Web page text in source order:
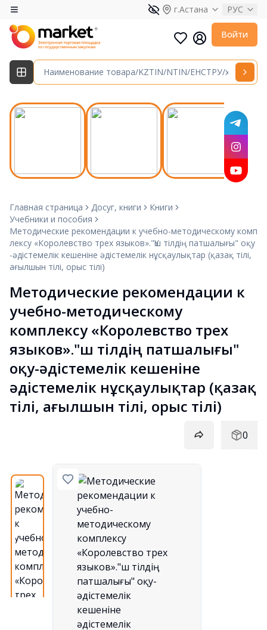
г.Астана РУС
Войти
Главная страница Досуг, книги
Книги
Учебники и пособия
Методические рекомендации к учебно-методическому комп
лексу «Королевство трех языков»."Үш тілдің патшалығы" оқу
-әдістемелік кешеніне әдістемелік нұсқаулықтар (қазақ тілі,
ағылшын тілі, орыс тілі)
Методические рекомендации к
учебно-методическому
комплексу «Королевство трех
языков»."Үш тілдің патшалығы"
оқу-әдістемелік кешеніне
әдістемелік нұсқаулықтар (қазақ
тілі, ағылшын тілі, орыс тілі)
0